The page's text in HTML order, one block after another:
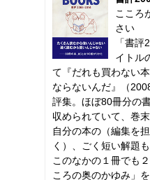
こころ
さい
「書
イトル
て『だれも買わない
ならないんだ』（
評集。ほぼ80冊分の
収められていて、巻
自分の本の（編集を
く）、ごく短い解題
このなかの１冊でも
ころの奥のかゆみ」